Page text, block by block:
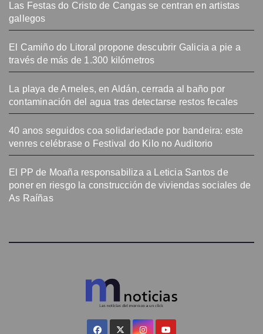
Las Festas do Cristo de Cangas se centran en artistas
gallegos
El Camiño do Litoral propone descubrir Galicia a pie a
través de más de 1.300 kilómetros
La playa de Arneles, en Aldán, cerrada al baño por
contaminación del agua tras detectarse restos fecales
40 anos seguidos coa solidariedade por bandeira: este
venres celébrase o Festival do Kilo no Auditorio
El PP de Moaña responsabiliza a Leticia Santos de
poner en riesgo la construcción de viviendas sociales de
As Raíñas